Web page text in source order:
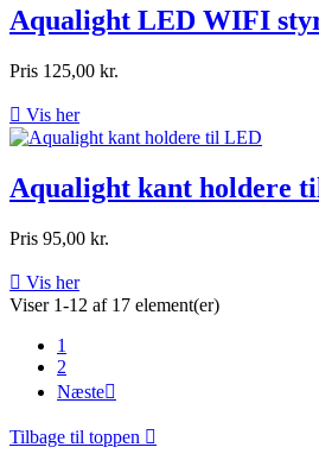
Aqualight LED WIFI
Pris 125,00 kr.
 Vis her
Aqualight kant holdere
Pris 95,00 kr.
 Vis her
Viser 1-12 af 17 element(er)
1
2
Næste
Tilbage til toppen 